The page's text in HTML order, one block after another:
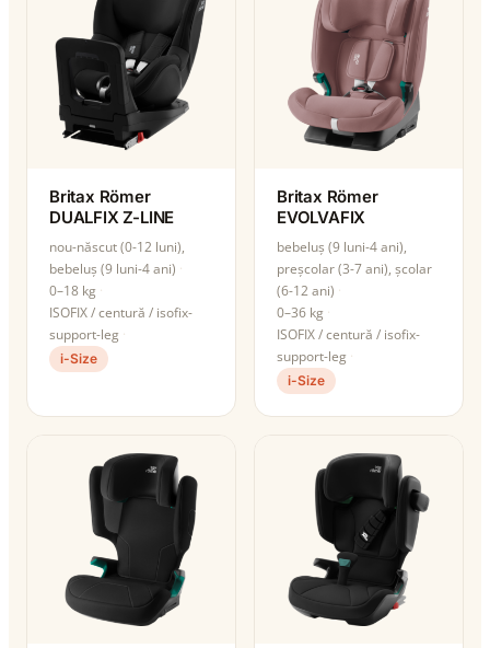
Britax Römer
DUALFIX Z-LINE
nou-născut (0-12 luni),
bebeluș (9 luni-4 ani)
0–18 kg
ISOFIX / centură / isofix-
support-leg
i-Size
Britax Römer
EVOLVAFIX
bebeluș (9 luni-4 ani),
preșcolar (3-7 ani), școlar
(6-12 ani)
0–36 kg
ISOFIX / centură / isofix-
support-leg
i-Size